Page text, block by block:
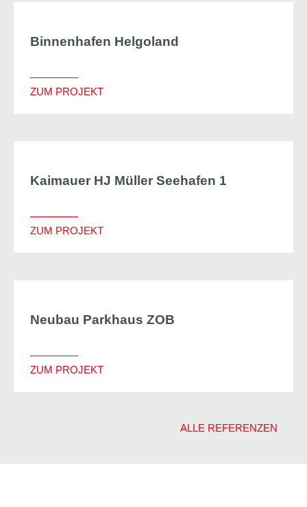
Binnenhafen Helgoland
ZUM PROJEKT
Kaimauer HJ Müller Seehafen 1
ZUM PROJEKT
Neubau Parkhaus ZOB
ZUM PROJEKT
ALLE REFERENZEN